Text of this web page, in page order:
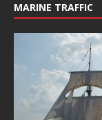
MARINE TRAFFIC